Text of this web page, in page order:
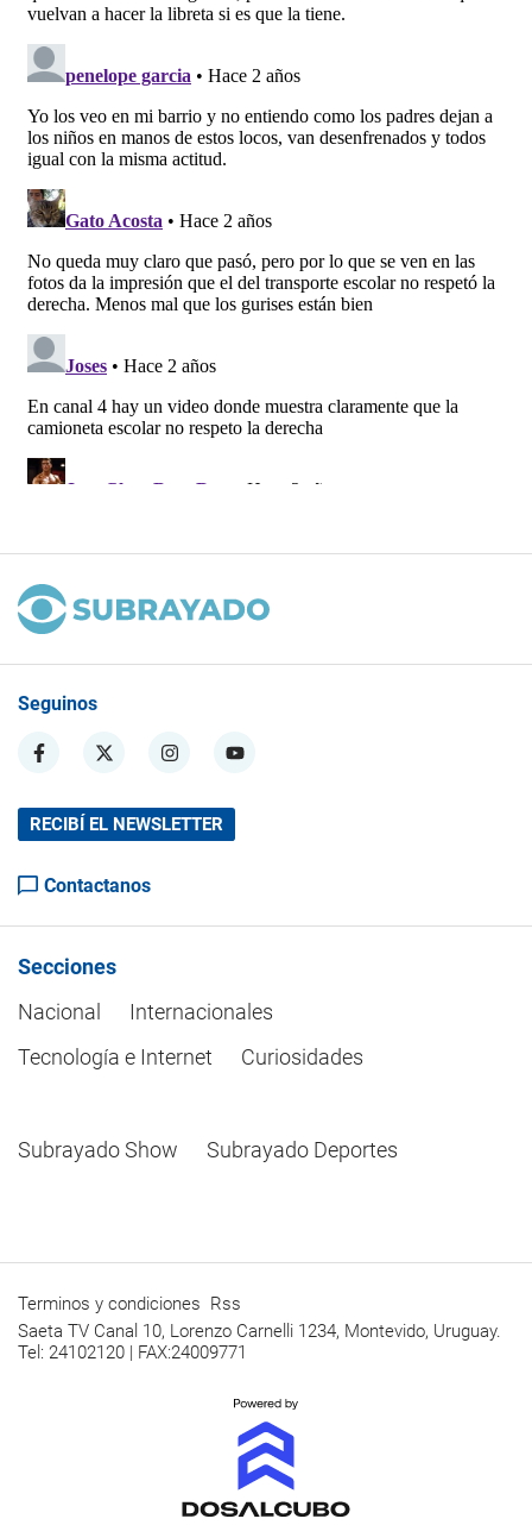
Seguinos
RECIBÍ EL NEWSLETTER
Contactanos
Secciones
Nacional
Internacionales
Tecnología e Internet
Curiosidades
Subrayado Show Subrayado Deportes
Terminos y condiciones Rss
Saeta TV Canal 10, Lorenzo Carnelli 1234, Montevido, Uruguay.
Tel: 24102120 | FAX:24009771